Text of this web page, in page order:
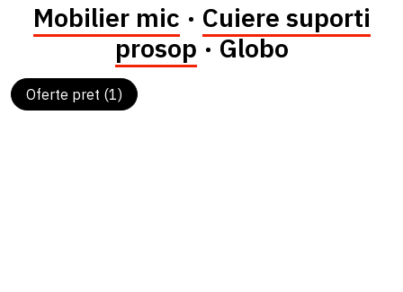
Mobilier mic · Cuiere suporti
prosop· Globo
Oferte pret (1)